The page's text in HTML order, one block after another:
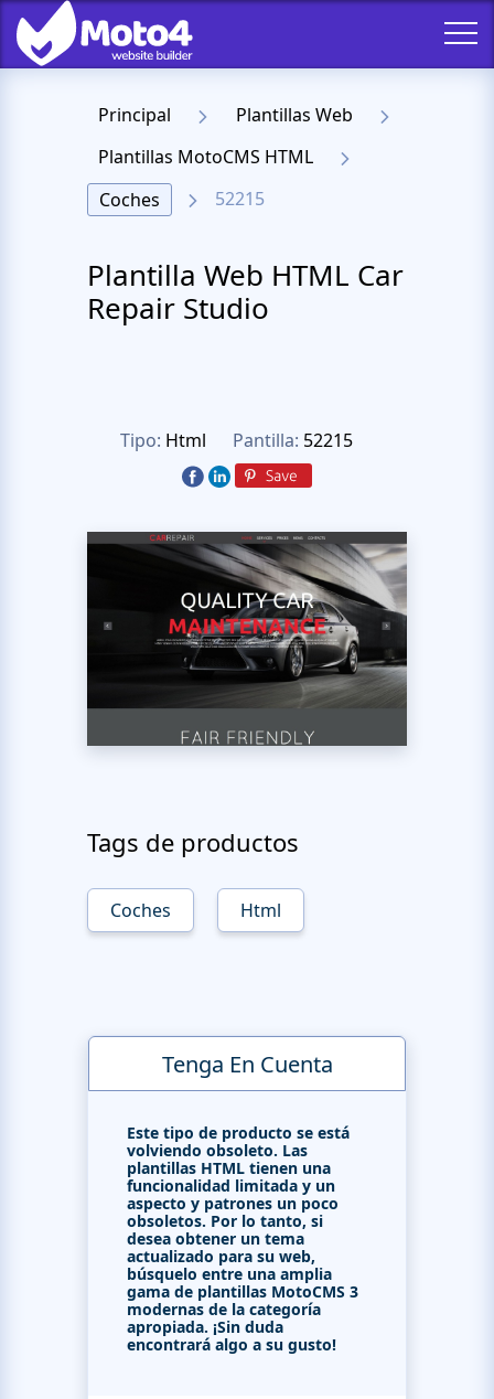
Principal
Plantillas Web
Plantillas MotoCMS HTML
Coches
52215
Plantilla Web HTML Car
Repair Studio
Tipo: Html Pantilla: 52215
Tags de productos
Coches Html
Tenga En Cuenta
Este tipo de producto se está
volviendo obsoleto. Las
plantillas HTML tienen una
funcionalidad limitada y un
aspecto y patrones un poco
obsoletos. Por lo tanto, si
desea obtener un tema
actualizado para su web,
búsquelo entre una amplia
gama de plantillas MotoCMS 3
modernas de la categoría
apropiada. ¡Sin duda
encontrará algo a su gusto!